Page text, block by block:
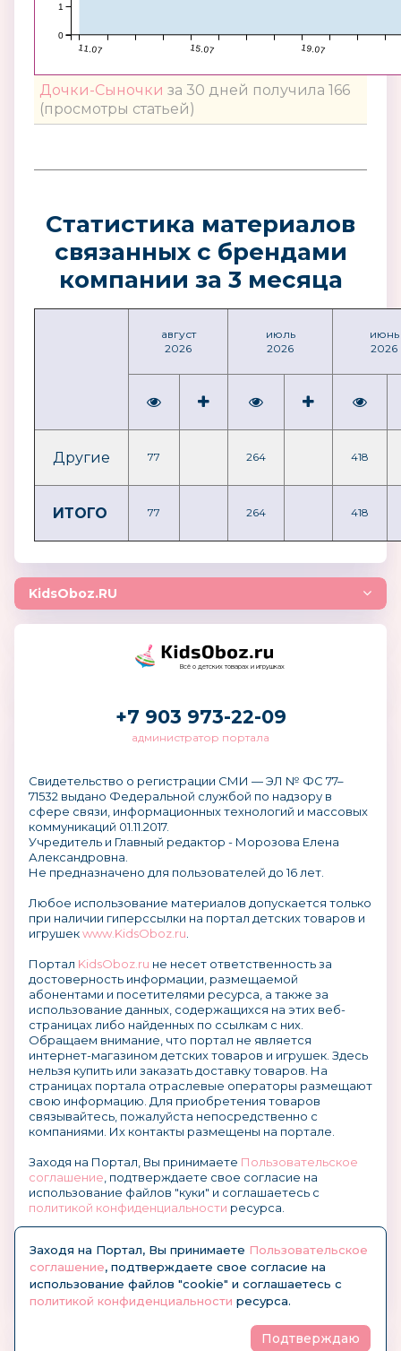
11.07 15.07 19.07
0
1
Дочки-Сыночки за 30 дней получила 166
(просмотры статьей)
Статистика материалов
связанных с брендами
компании за 3 месяца
август
2026
июль
2026
июнь
2026
Другие 77 264 418
ИТОГО 77 264 418
KidsOboz.RU
Всё о детских товарах и игрушках
+7 903 973-22-09
администратор портала
Свидетельство о регистрации СМИ — ЭЛ № ФС 77–
71532 выдано Федеральной службой по надзору в
сфере связи, информационных технологий и массовых
коммуникаций 01.11.2017.
Учредитель и Главный редактор - Морозова Елена
Александровна.
Не предназначено для пользователей до 16 лет.
Любое использование материалов допускается только
при наличии гиперссылки на портал детских товаров и
игрушекwww.KidsOboz.ru
Портал KidsOboz.ru не несет ответственность за
достоверность информации, размещаемой
абонентами и посетителями ресурса, а также за
использование данных, содержащихся на этих веб-
страницах либо найденных по ссылкам с них.
Обращаем внимание, что портал не является
интернет-магазином детских товаров и игрушек. Здесь
нельзя купить или заказать доставку товаров. На
страницах портала отраслевые операторы размещают
свою информацию. Для приобретения товаров
связывайтесь, пожалуйста непосредственно с
компаниями. Их контакты размещены на портале.
Заходя на Портал, Вы принимаете Пользовательское
соглашение , подтверждаете свое согласие на
использование файлов "куки" и соглашаетесь с
политикой конфиденциальности ресурса.
© KidsOboz.RU 2004-2026
Заходя на Портал, Вы принимаете Пользовательское
соглашение, подтверждаете свое согласие на
использование файлов "cookie" и соглашаетесь с
политикой конфиденциальности ресурса.
Подтверждаю